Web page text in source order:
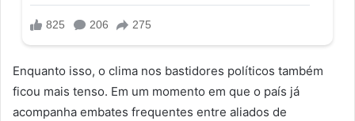
Enquanto isso, o clima nos bastidores políticos também
ficou mais tenso. Em um momento em que o país já
acompanha embates frequentes entre aliados de